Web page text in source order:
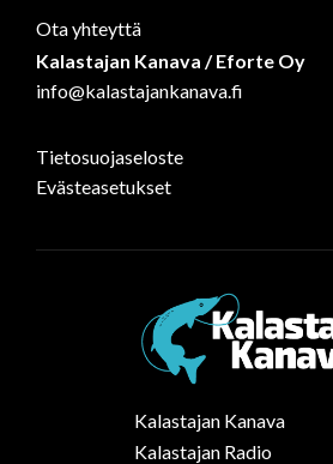
Ota yhteyttä
Kalastajan Kanava / Eforte Oy
info@kalastajankanava.fi
Tietosuojaseloste
Evästeasetukset
Kalastajan Kanava
Kalastajan Radio